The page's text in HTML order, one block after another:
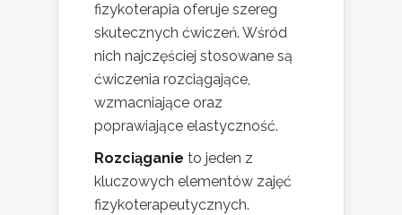
fizykoterapia oferuje szereg
skutecznych ćwiczeń. Wśród
nich najczęściej stosowane są
ćwiczenia rozciągające,
wzmacniające oraz
poprawiające elastyczność.
Rozciąganie to jeden z
kluczowych elementów zajęć
fizykoterapeutycznych.